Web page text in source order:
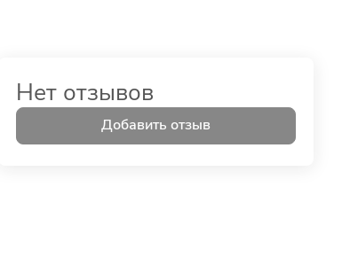
Нет отзывов
Добавить отзыв